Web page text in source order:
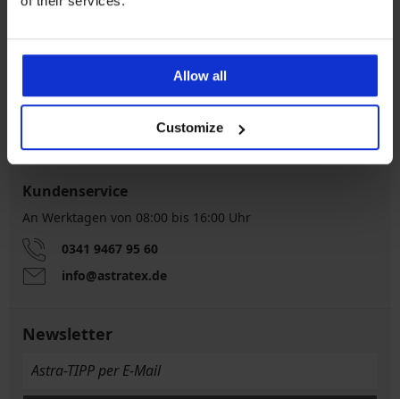
Allow all
Customize
Kostenloser Versand Größenratgeber
Kundenservice
An Werktagen von 08:00 bis 16:00 Uhr
0341 9467 95 60
info@astratex.de
Newsletter